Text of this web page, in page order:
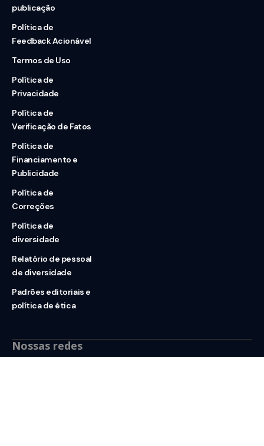
publicação
Política de
Feedback Acionável
Termos de Uso
Política de
Privacidade
Política de
Verificação de Fatos
Política de
Financiamento e
Publicidade
Política de
Correções
Política de
diversidade
Relatório de pessoal
de diversidade
Padrões editoriais e
política de ética
Nossas redes